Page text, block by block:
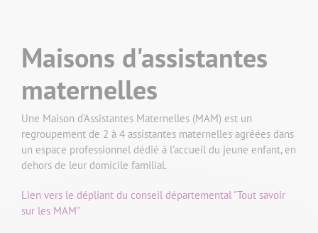
Maisons d'assistantes
maternelles
Une Maison d'Assistantes Maternelles (MAM) est un
regroupement de 2 à 4 assistantes maternelles agréées dans
un espace professionnel dédié à l'accueil du jeune enfant, en
dehors de leur domicile familial.
Lien vers le dépliant du conseil départemental "Tout savoir
sur les MAM"